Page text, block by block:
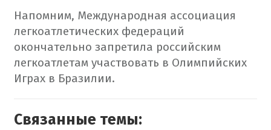
Напомним, Международная ассоциация
легкоатлетических федераций
окончательно запретила российским
легкоатлетам участвовать в Олимпийских
Играх в Бразилии.
Связанные темы: